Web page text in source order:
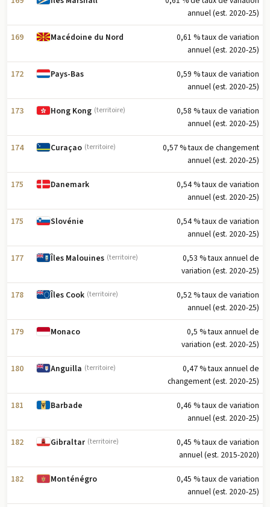
annuel (est. 2020-25)
169 Macédoine du Nord
0,61 % taux de variation
annuel (est. 2020-25)
172 Pays-Bas
0,59 % taux de variation
annuel (est. 2020-25)
173 Hong Kong (territoire)
0,58 % taux de variation
annuel (est. 2020-25)
174 Curaçao (territoire)
0,57 % taux de changement
annuel (est. 2020-25)
175 Danemark
0,54 % taux de variation
annuel (est. 2020-25)
175 Slovénie
0,54 % taux de variation
annuel (est. 2020-25)
177 Îles Malouines (territoire)
0,53 % taux annuel de
variation (est. 2020-25)
178 Îles Cook (territoire)
0,52 % taux de variation
annuel (est. 2020-25)
179 Monaco
0,5 % taux annuel de
variation (est. 2020-25)
180 Anguilla (territoire)
0,47 % taux annuel de
changement (est. 2020-25)
181 Barbade
0,46 % taux de variation
annuel (est. 2020-25)
182 Gibraltar (territoire)
0,45 % taux de variation
annuel (est. 2015-2020)
182 Monténégro
0,45 % taux de variation
annuel (est. 2020-25)